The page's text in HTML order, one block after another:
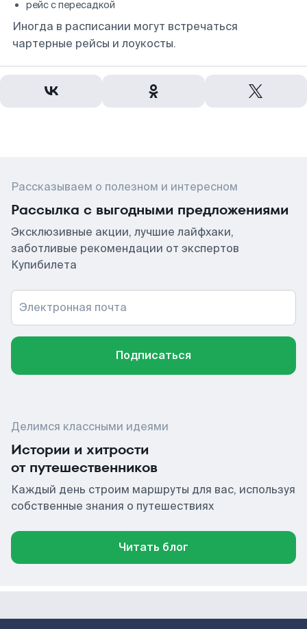
рейс с пересадкой
Иногда в расписании могут встречаться
чартерные рейсы и лоукосты.
Рассказываем о полезном и интересном
Рассылка с выгодными предложениями
Эксклюзивные акции, лучшие лайфхаки,
заботливые рекомендации от экспертов
Купибилета
Электронная почта
Подписаться
Делимся классными идеями
Истории и хитрости
от путешественников
Каждый день строим маршруты для вас, используя
собственные знания о путешествиях
Читать блог